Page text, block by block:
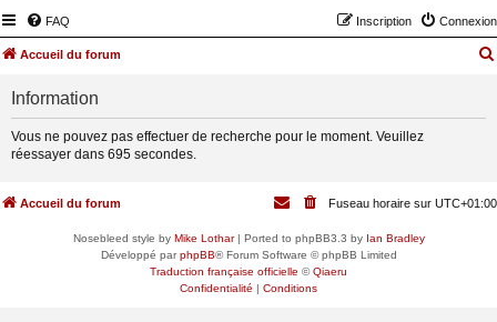
FAQ Connexion
Inscription
Accueil du forum
Information
Vous ne pouvez pas effectuer de recherche pour le moment. Veuillez
réessayer dans 695 secondes.
Accueil du forum Fuseau horaire sur UTC+01:00
Nosebleed style by Mike Lothar| Ported to phpBB3.3 by Ian Bradley
Développé parphpBB® Forum Software © phpBB Limited
Traduction française officielle ©Qiaeru
Confidentialité | Conditions